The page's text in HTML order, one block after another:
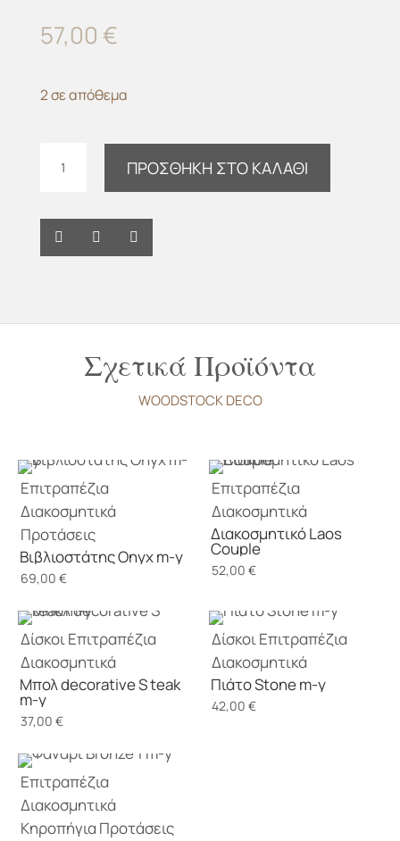
57,00 €
2 σε απόθεμα
Flower
m-
y
ΠΡΟΣΘΉΚΗ ΣΤΟ ΚΑΛΆΘΙ
Σχετικά Προϊόντα
WOODSTOCK DECO
Επιτραπέζια
Διακοσμητικά
Προτάσεις
Βιβλιοστάτης Onyx m-y
69,00 €
Επιτραπέζια
Διακοσμητικά
Διακοσμητικό Laos
Couple
52,00 €
ΔίσκοιΕπιτραπέζια
Διακοσμητικά
Μπολ decorative S teak
m-y
37,00 €
ΔίσκοιΕπιτραπέζια
Διακοσμητικά
Πιάτο Stone m-y
42,00 €
Επιτραπέζια
Διακοσμητικά
ΚηροπήγιαΠροτάσεις